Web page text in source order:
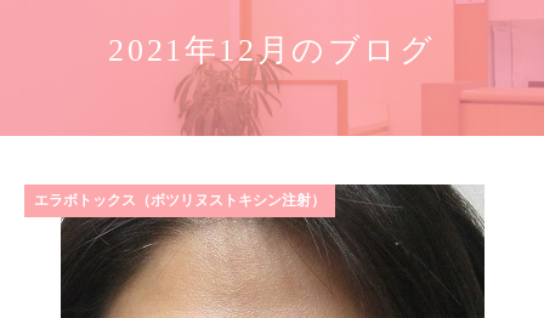
2021年12月のブログ
エラボトックス（ボツリヌストキシン注射）